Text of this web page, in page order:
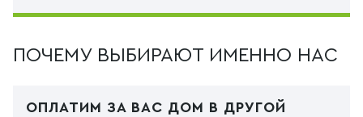
ПОЧЕМУ ВЫБИРАЮТ ИМЕННО НАС
ОПЛАТИМ ЗА ВАС ДОМ В ДРУГОЙ